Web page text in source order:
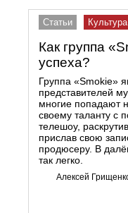
Статьи Культура
Как группа
успеха?
Группа «Smokie»
представителей
многие попадают
своему таланту с
телешоу,
прислав свою
продюсеру. В
так легко.
Алексей